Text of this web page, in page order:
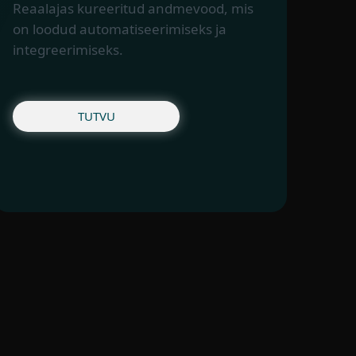
Reaalajas kureeritud andmevood, mis
on loodud automatiseerimiseks ja
integreerimiseks.
TUTVU